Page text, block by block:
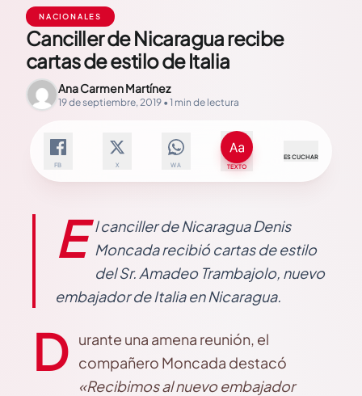
NACIONALES
Canciller de Nicaragua recibe
cartas de estilo de Italia
Ana Carmen Martínez
19 de septiembre, 2019 • 1 min de lectura
FB X WA TEXTO
ESCUCHAR
E l canciller de Nicaragua Denis
Moncada recibió cartas de estilo
del Sr. Amadeo Trambajolo, nuevo
embajador de Italia en Nicaragua.
D urante una amena reunión, el
compañero Moncada destacó
«Recibimos al nuevo embajador